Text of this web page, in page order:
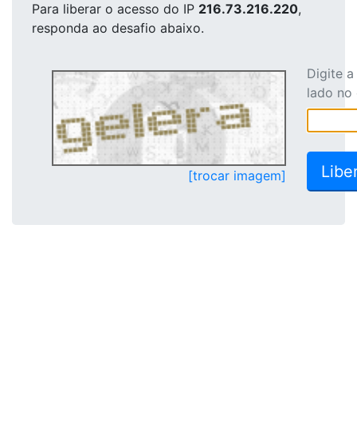
Para liberar o acesso do IP 216.73.216.220,
responda ao desafio abaixo.
[trocar imagem]
Digite
lado no